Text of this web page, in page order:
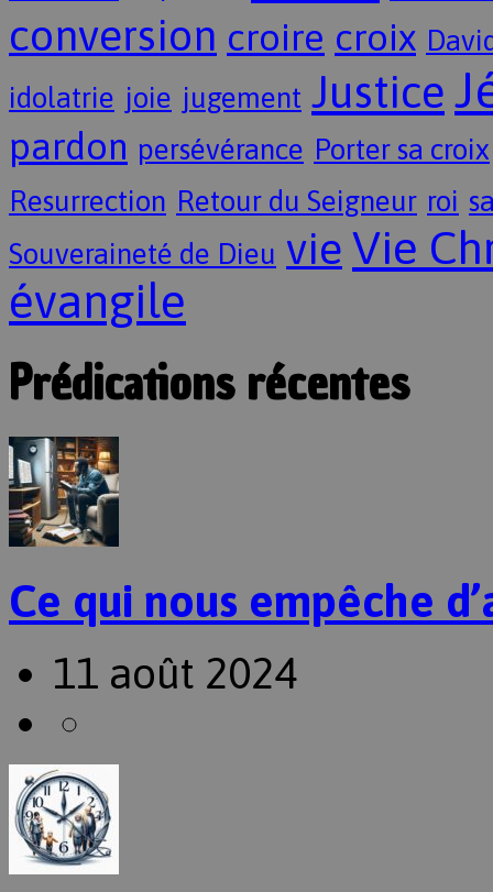
conversion croire croix
idolatrie joie jugement Justice
pardon persévérance Porter sa croix
Resurrection Retour du Seigneur roi
Souveraineté de Dieu vie Vie
évangile
Prédications récentes
Ce qui nous empêche
11 août 2024